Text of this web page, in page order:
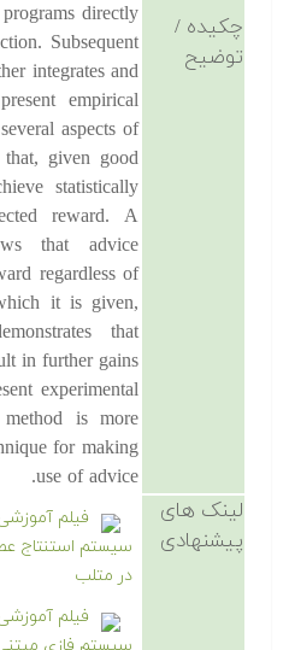
چکیده /
توضیح
directly
Subsequent
integrates and
empirical
aspects of
given good
statistically
reward. A
that advice
regardless of
it is given,
that
in further gains
experimental
is more
for making
use of advice.
لینک های
پیشنهادی
فیلم
در متلب
فیلم